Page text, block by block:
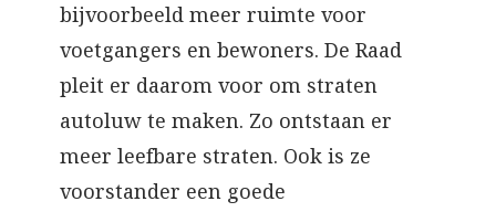
bijvoorbeeld meer ruimte voor
voetgangers en bewoners. De Raad
pleit er daarom voor om straten
autoluw te maken. Zo ontstaan er
meer leefbare straten. Ook is ze
voorstander een goede